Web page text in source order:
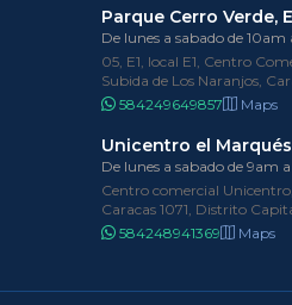
Parque Cerro Verde,
De lunes a sabado de
05, E1, local E1, Centro
Subida de Los Naranjos,
584249649857
Maps
Unicentro el
De lunes a sabado de 9am
Centro comercial
Caracas 1071, Distrito
584248941369
Maps